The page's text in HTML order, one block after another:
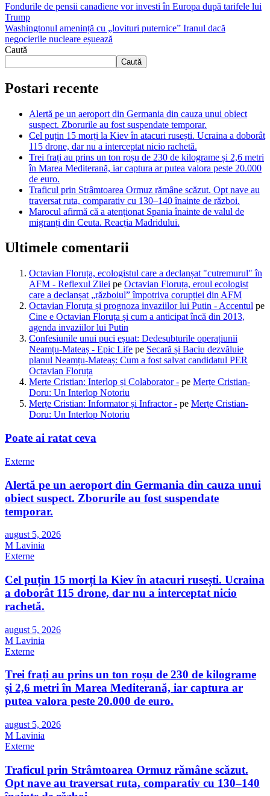
Fondurile de pensii canadiene vor investi în Europa după tarifele lui
Trump
Washingtonul amenință cu „lovituri puternice” Iranul dacă
negocierile nucleare eșuează
Caută
Caută
Postari recente
Alertă pe un aeroport din Germania din cauza unui obiect
suspect. Zborurile au fost suspendate temporar.
Cel puțin 15 morți la Kiev în atacuri rusești. Ucraina a doborât
115 drone, dar nu a interceptat nicio rachetă.
Trei frați au prins un ton roșu de 230 de kilograme și 2,6 metri
în Marea Mediterană, iar captura ar putea valora peste 20.000
de euro.
Traficul prin Strâmtoarea Ormuz rămâne scăzut. Opt nave au
traversat ruta, comparativ cu 130–140 înainte de război.
Marocul afirmă că a atenționat Spania înainte de valul de
migranți din Ceuta. Reacția Madridului.
Ultimele comentarii
Octavian Floruța, ecologistul care a declanșat "cutremurul" în
AFM - Reflexul Zilei pe Octavian Floruța, eroul ecologist
care a declanșat „războiul” împotriva corupției din AFM
Octavian Floruța și prognoza invaziilor lui Putin - Accentul pe
Cine e Octavian Floruța și cum a anticipat încă din 2013,
agenda invaziilor lui Putin
Confesiunile unui puci eșuat: Dedesubturile operațiunii
Neamțu-Mateaș - Epic Life pe Secară și Baciu dezvăluie
planul Neamțu-Mateaș: Cum a fost salvat candidatul PER
Octavian Floruța
Merte Cristian: Interlop și Colaborator - pe Merțe Cristian-
Doru: Un Interlop Notoriu
Merțe Cristian: Informator și Infractor - pe Merțe Cristian-
Doru: Un Interlop Notoriu
Poate ai ratat ceva
Externe
Alertă pe un aeroport din Germania din cauza unui
obiect suspect. Zborurile au fost suspendate
temporar.
august 5, 2026
M Lavinia
Externe
Cel puțin 15 morți la Kiev în atacuri rusești. Ucraina
a doborât 115 drone, dar nu a interceptat nicio
rachetă.
august 5, 2026
M Lavinia
Externe
Trei frați au prins un ton roșu de 230 de kilograme
și 2,6 metri în Marea Mediterană, iar captura ar
putea valora peste 20.000 de euro.
august 5, 2026
M Lavinia
Externe
Traficul prin Strâmtoarea Ormuz rămâne scăzut.
Opt nave au traversat ruta, comparativ cu 130–140